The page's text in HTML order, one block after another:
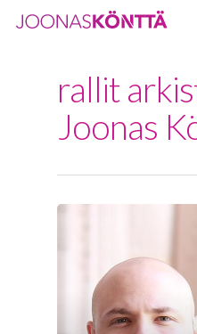
Hit enter to search
rallit
Joonas